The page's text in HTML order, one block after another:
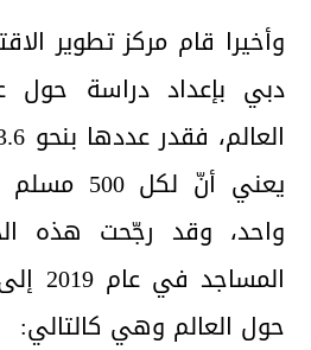
وأخيرا قام مركز تطوير
دبي بإعداد دراسة حول
يعني أنّ
واحد، وقد رجّحت هذه
حول العالم وهي كالتالي: